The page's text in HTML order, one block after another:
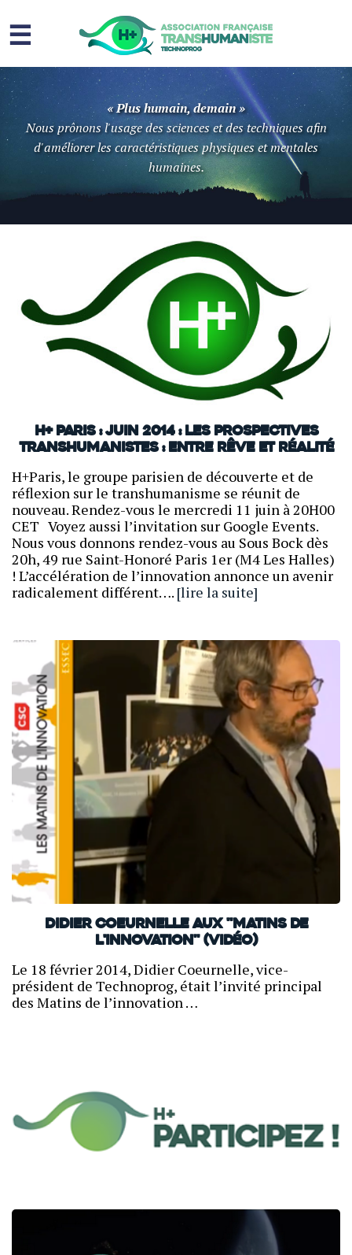
☰
Homme augmenté
Immortalité ?
Question sociale
Risques
Contact
« Plus humain, demain »
Nous prônons l'usage des sciences et des techniques afin
d'améliorer les caractéristiques physiques et mentales
humaines.
H+ Paris : juin 2014 : Les prospectives
transhumanistes : entre rêve et réalité
H+Paris, le groupe parisien de découverte et de
réflexion sur le transhumanisme se réunit de
nouveau. Rendez-vous le mercredi 11 juin à 20H00
CET Voyez aussi l’invitation sur Google Events.
Nous vous donnons rendez-vous au Sous Bock dès
20h, 49 rue Saint-Honoré Paris 1er (M4 Les Halles)
! L’accélération de l’innovation annonce un avenir
radicalement différent…. [lire la suite]
Didier Coeurnelle aux "Matins de
l'innovation" (Vidéo)
Le 18 février 2014, Didier Coeurnelle, vice-
président de Technoprog, était l’invité principal
des Matins de l’innovation …